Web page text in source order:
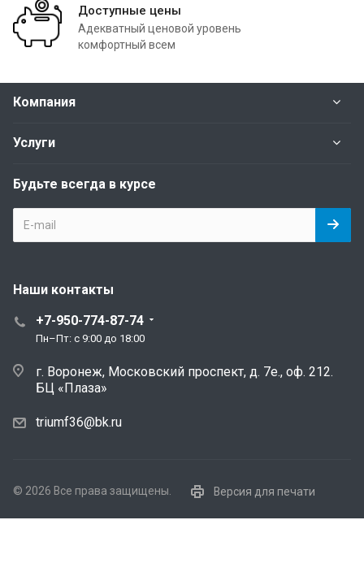
Доступные цены
Адекватный ценовой уровень
комфортный всем
Компания
Услуги
Будьте всегда в курсе
Наши контакты
+7-950-774-87-74
Пн–Пт: с 9:00 до 18:00
г. Воронеж, Московский проспект, д. 7е., оф. 212.
БЦ «Плаза»
triumf36@bk.ru
© 2026 Все права защищены. Версия для печати